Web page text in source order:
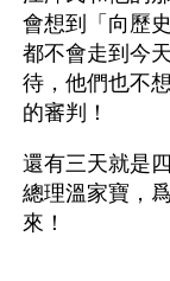
會想到「向歷
都不會走到今
待，他們也不
的審判！
還有三天就是
總理溫家寶，
來！